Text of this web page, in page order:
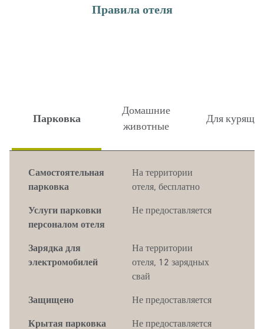
Правила отеля
Парковка
Домашние
животные
Для
Самостоятельная
парковка
На территории
отеля, бесплатно
Услуги парковки
персоналом отеля
Не предоставляется
Зарядка для
электромобилей
На территории
отеля, 12 зарядных
свай
Защищено Не предоставляется
Крытая парковка Не предоставляется